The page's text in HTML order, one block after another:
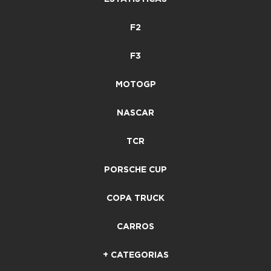
F2
F3
MOTOGP
NASCAR
TCR
PORSCHE CUP
COPA TRUCK
CARROS
+ CATEGORIAS